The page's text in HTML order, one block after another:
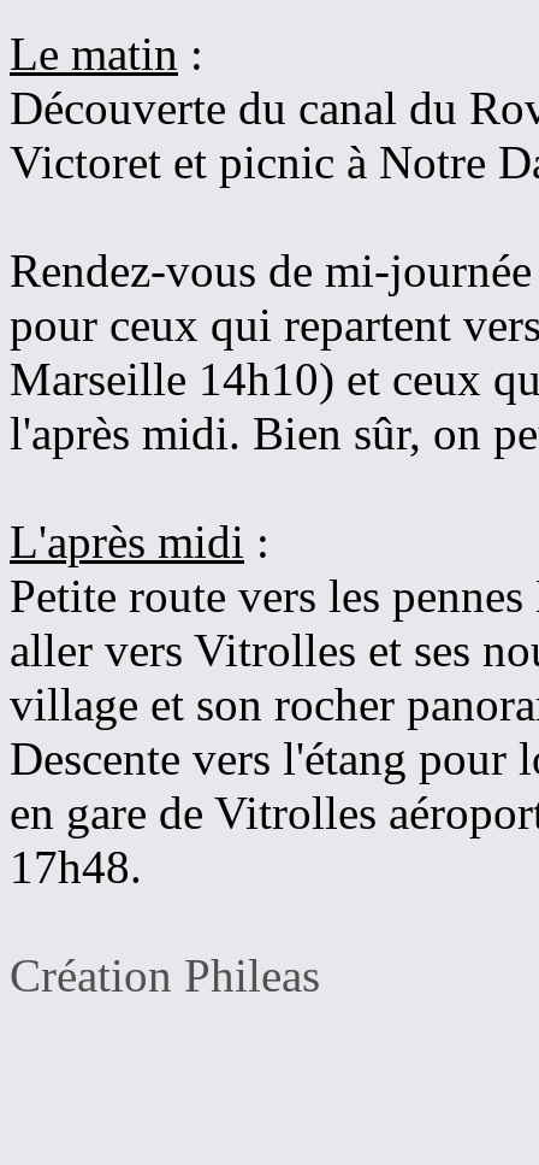
Le matin :
Découverte du canal du
Victoret et picnic à Notre
Rendez-vous de mi-
pour ceux qui repartent
Marseille 14h10) et ceux
l'après midi. Bien sûr, on
L'après midi :
Petite route vers les
aller vers Vitrolles et ses
village et son rocher
Descente vers l'étang pour
en gare de Vitrolles
17h48.
Création Phileas